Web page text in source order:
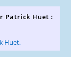
Patrick Huet :